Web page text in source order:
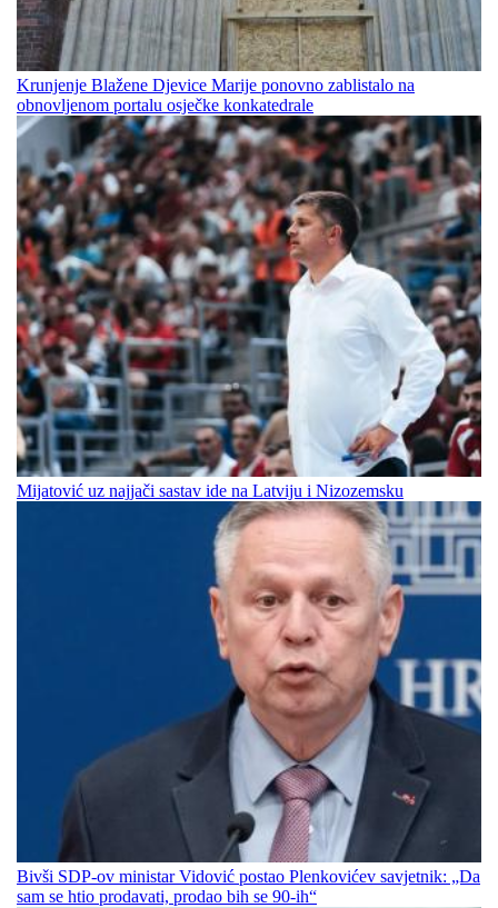
Krunjenje Blažene Djevice Marije ponovno zablistalo na
obnovljenom portalu osječke konkatedrale
Mijatović uz najjači sastav ide na Latviju i Nizozemsku
Bivši SDP-ov ministar Vidović postao Plenkovićev savjetnik: „Da
sam se htio prodavati, prodao bih se 90-ih“